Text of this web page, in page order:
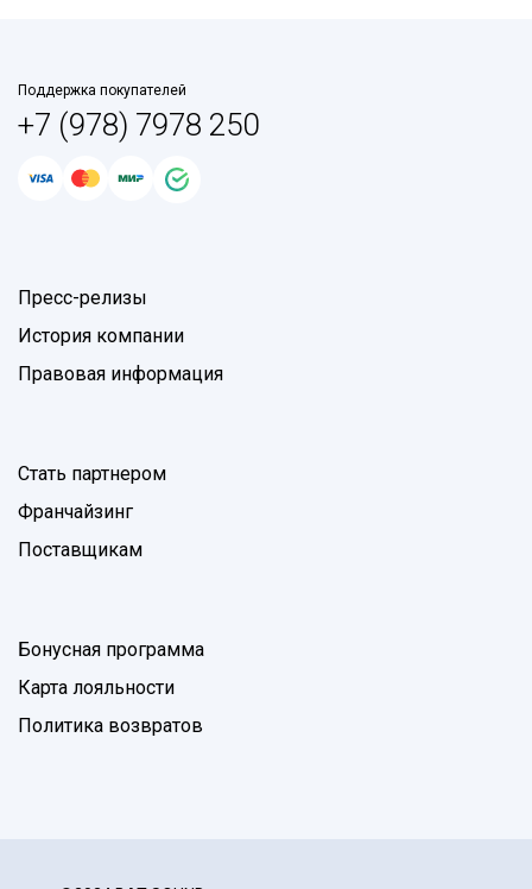
Поддержка покупателей
+7 (978) 7978 250
Пресс-релизы
История компании
Правовая информация
Стать партнером
Франчайзинг
Поставщикам
Бонусная программа
Карта лояльности
Политика возвратов